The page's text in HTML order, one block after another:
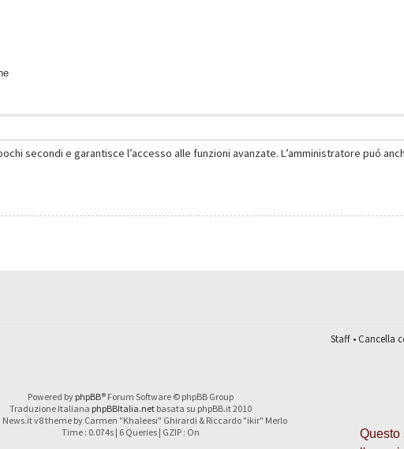
Questo
secondi e garantisce l’accesso alle funzioni avanzate. L’amministratore puó
Staff•Cancella
Powered by phpBB® Forum Software © phpBB Group
Traduzione Italiana phpBBItalia.netbasata su phpBB.it 2010
v8 theme by Carmen "Khaleesi" Ghirardi & Riccardo "ikir" Merlo
Time : 0.074s | 6 Queries | GZIP : On